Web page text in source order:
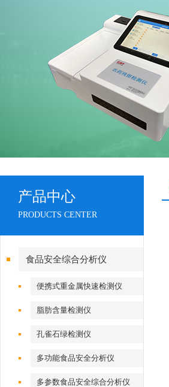
产品中心
PRODUCTS CENTER
食品安全综合分析仪
便携式重金属快速检测仪
脂肪含量检测仪
孔雀石绿检测仪
多功能食品安全分析仪
多参数食品安全综合分析仪